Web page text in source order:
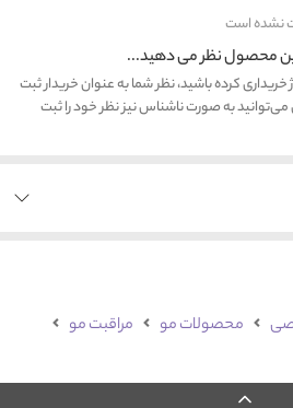
نشده است
محصول نظر می دهید...
کرده باشید، نظر شما به عنوان خریدار ثبت
به صورت ناشناس نیز نظر خود را ثبت
محصولات مو
مراقبت مو